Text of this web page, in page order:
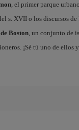
, el primer parque
s. XVII o los discursos
Boston, un conjunto de
¡Sé tú uno de ellos